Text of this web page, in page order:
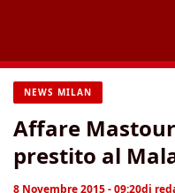
contenuto
NEWS MILAN
Affare
prestito al
8 Novembre 2015 - 09:20di